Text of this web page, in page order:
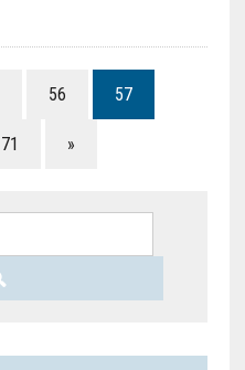
56 57
71 »